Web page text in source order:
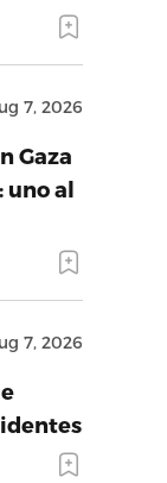
7, 2026
Gaza
uno al
7, 2026